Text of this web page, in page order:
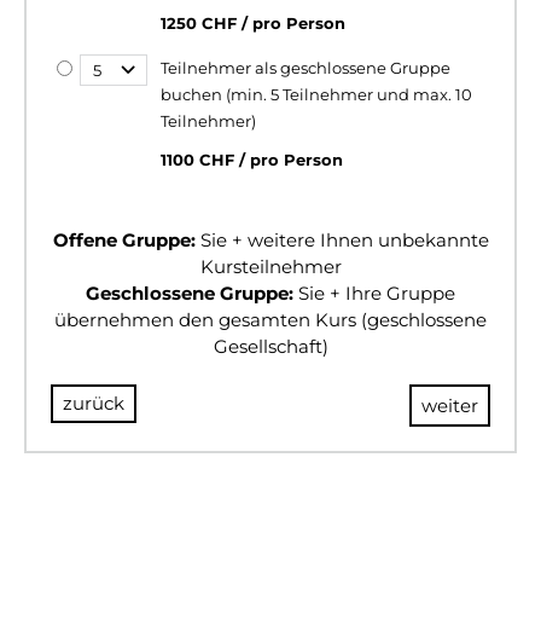
1250 CHF / pro Person
Teilnehmer als geschlossene Gruppe
buchen (min. 5 Teilnehmer und max. 10
Teilnehmer)
1100 CHF / pro Person
Offene Gruppe:Sie + weitere Ihnen unbekannte
Kursteilnehmer
Geschlossene Gruppe: Sie + Ihre Gruppe
übernehmen den gesamten Kurs (geschlossene
Gesellschaft)
zurück weiter